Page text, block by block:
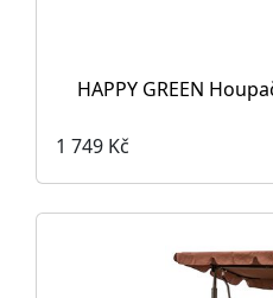
HAPPY GREEN
1 749 Kč